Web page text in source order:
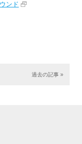
ンド
過去の記事 »